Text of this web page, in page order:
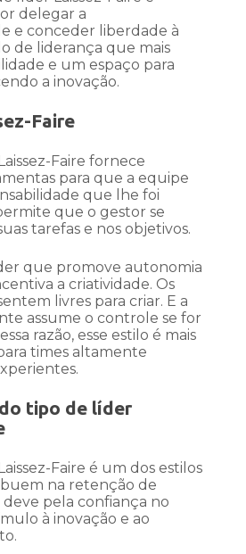
delegar a
e conceder liberdade à
de liderança que mais
e um espaço para
a inovação.
Faire
Faire fornece
para que a equipe
que lhe foi
que o gestor se
tarefas e nos objetivos.
que promove autonomia
a criatividade. Os
livres para criar. E a
assume o controle se for
razão, esse estilo é mais
times altamente
tipo de líder
Faire é um dos estilos
na retenção de
deve pela confiança no
à inovação e ao